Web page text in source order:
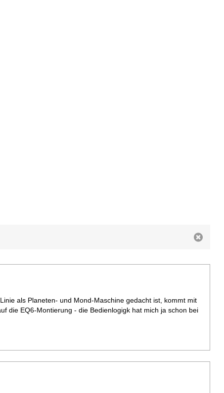
als Planeten- und Mond-Maschine gedacht ist, kommt mit
die EQ6-Montierung - die Bedienlogigk hat mich ja schon bei